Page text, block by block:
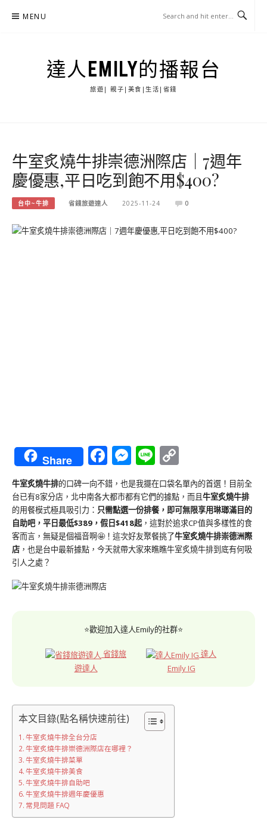
MENU
達人EMILY的播報台
旅遊| 親子|美食|生活|省錢
牛室炙燒牛排崇德洲際店｜7週年
慶優惠,平日吃到飽不用$400?
台中~牛排 省錢旅遊達人 2025-11-24 0
Share Facebook
Messenger
Line
Link
牛室炙燒牛排的口碑一向不錯，也是我擺在口袋名單內的首選！目前全
台已有8家分店，北中南各大都市都有它們的據點，而且牛室炙燒牛排
的用餐模式極具吸引力： 只需點選一份排餐，即可無限享用琳瑯滿目的
自助吧，平日最低$389，假日$418起 ，這對於追求CP值與多樣性的食
客而言，無疑是個福音啊🤩！這次好友聚餐挑了牛室炙燒牛排崇德洲際
店 ，也是台中最新據點，今天就帶大家來瞧瞧牛室炙燒牛排到底有何吸
引人之處？
⭐歡迎加入達人Emily的社群⭐
省錢旅
遊達人
達人
Emily IG
本文目錄(點名稱快速前往)
牛室炙燒牛排全台分店
牛室炙燒牛排崇德洲際店在哪裡？
牛室炙燒牛排菜單
牛室炙燒牛排美食
牛室炙燒牛排自助吧
牛室炙燒牛排週年慶優惠
常見問題 FAQ